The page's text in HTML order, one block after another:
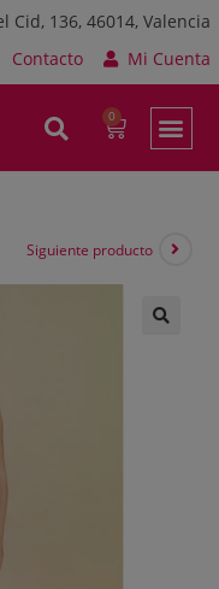
Cid, 136, 46014, Valencia
Contacto Mi Cuenta
Siguiente producto